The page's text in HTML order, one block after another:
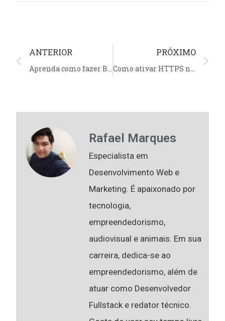
ANTERIOR
Aprenda como fazer Backup com o Softaculous
PRÓXIMO
Como ativar HTTPS no WordPress com o plugin Really Simple SSL
Rafael Marques
Especialista em
Desenvolvimento Web e
Marketing. É apaixonado por
tecnologia,
empreendedorismo,
audiovisual e animais. Em sua
carreira, dedica-se ao
empreendedorismo, além de
atuar como Desenvolvedor
Fullstack e redator técnico.